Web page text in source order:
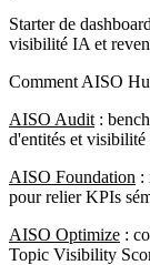
Starter de
visibilité IA et
Comment AISO
AISO Audit :
d'entités et
AISO Foundation :
pour relier KPIs
AISO Optimize :
Topic Visibility